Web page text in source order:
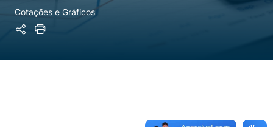
Cotações e Gráficos